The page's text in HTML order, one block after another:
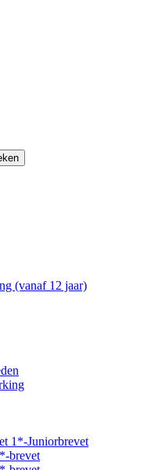
(vanaf 12 jaar)
1*-Juniorbrevet
brevet